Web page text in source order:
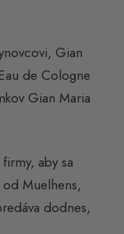
Gian
de Cologne
Gian Maria
aby sa
od Muelhens,
dodnes,